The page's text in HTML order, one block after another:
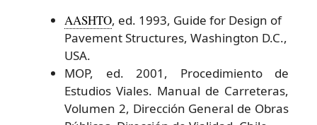
AASHTO, ed. 1993, Guide for Design of
Pavement Structures, Washington D.C.,
USA.
MOP, ed. 2001, Procedimiento de
Estudios Viales. Manual de Carreteras,
Volumen 2, Dirección General de Obras